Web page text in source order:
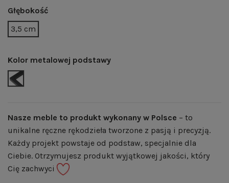
Głębokość
3,5 cm
Kolor metalowej podstawy
CZARNY MAT | RAL 9005
Nasze meble to produkt wykonany w Polsce – to
unikalne ręczne rękodzieła tworzone z pasją i precyzją.
Każdy projekt powstaje od podstaw, specjalnie dla
Ciebie. Otrzymujesz produkt wyjątkowej jakości, który
Cię zachwyci